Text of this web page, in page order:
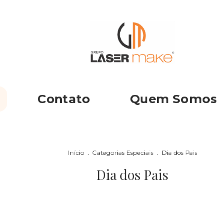
Contato Quem Somos
Início . Categorias Especiais . Dia dos Pais
Dia dos Pais